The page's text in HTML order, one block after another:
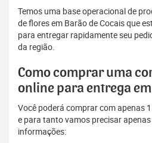
Temos uma base operacional de
de flores em Barão de Cocais que
para entregar rapidamente seu
da região.
Como comprar uma
online para entrega
Você poderá comprar com apenas
e para tanto vamos precisar
informações: